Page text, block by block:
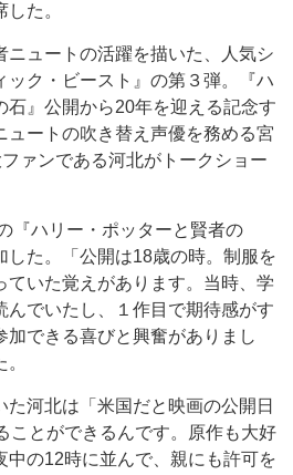
た。
ュートの活躍を描いた、人気シ
ック・ビースト』の第３弾。『ハ
石』公開から20年を迎える記念す
ュートの吹き替え声優を務める宮
ァンである河北がトークショー
『ハリー・ポッターと賢者の
した。「公開は18歳の時。制服を
ていた覚えがあります。当時、学
んでいたし、１作目で期待感がす
加できる喜びと興奮がありまし
河北は「米国だと映画の公開日
ことができるんです。原作も大好
中の12時に並んで、親にも許可を